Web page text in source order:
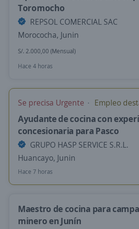
Toromocho
REPSOL COMERCIAL SAC
Morococha, Junin
S/. 2.000,00 (Mensual)
Hace 4 horas
Se precisa Urgente Empleo
Ayudante de cocina con
concesionaria para Pasco
GRUPO HASP SERVICE S.R.L.
Huancayo, Junin
Hace 7 horas
Maestro de cocina para
minero en Junín